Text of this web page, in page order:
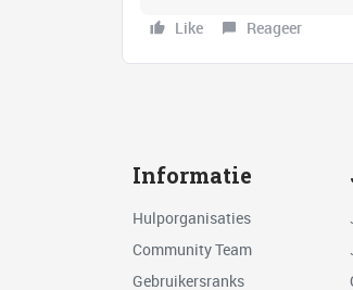
Like Reageer
Informatie
Hulporganisaties
Community Team
Gebruikersranks